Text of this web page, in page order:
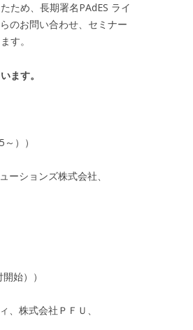
ため、長期署名PAdES ライ
のお問い合わせ、セミナー
す。
ます。
））
ションズ株式会社、
始））
、株式会社ＰＦＵ、